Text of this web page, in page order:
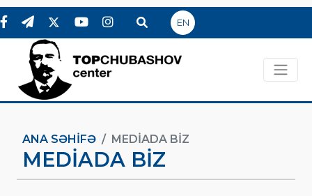
EN
ANA SƏHIFƏ MEDİADA BİZ
MEDİADA BİZ